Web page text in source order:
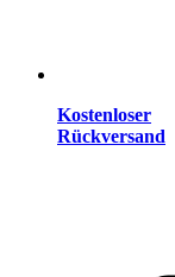
Kostenloser
Rückversand